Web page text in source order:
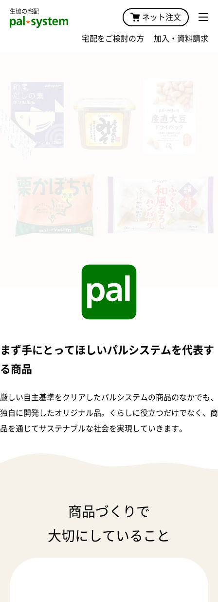
生協の宅配
ネット注文
宅配をご検討の方 加入・資料請求
まず手にとってほしいパルシステムを代表す
る商品
厳しい自主基準をクリアしたパルシステムの商品のなかでも、
独自に開発したオリジナル品。くらしに役立つだけでなく、商
品を通じてサステナブルな社会を実現していきます。
商品づくりで
大切にしていること